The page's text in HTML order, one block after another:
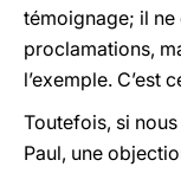
témoignage; il
proclamations,
l’exemple. C’est
Toutefois, si
Paul, une